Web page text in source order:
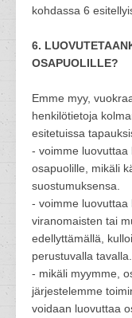
kohdassa 6
6.
OSAPUOLILLE?
Emme myy,
henkilötietoja
esitetuissa
- voimme luovuttaa
osapuolille, mikäli
suostumuksensa.
- voimme luovuttaa
viranomaisten tai
edellyttämällä,
perustuvalla tavalla.
- mikäli myymme,
järjestelemme
voidaan luovuttaa